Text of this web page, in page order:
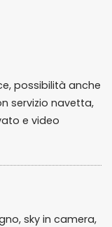
possibilità anche
servizio navetta,
e video
sky in camera,